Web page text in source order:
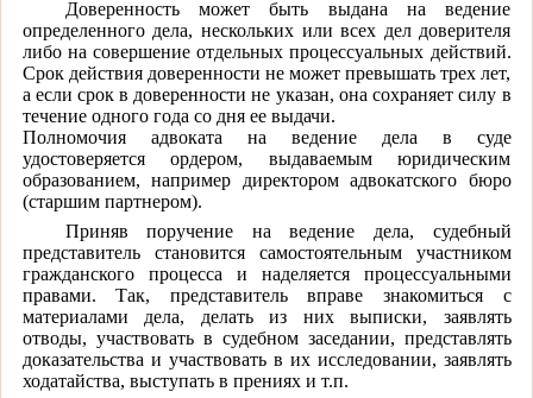
Доверенность может быть выдана на ведение
определенного дела, нескольких или всех дел доверителя
либо на совершение отдельных процессуальных действий.
Срок действия доверенности не может превышать трех лет,
а если срок в доверенности не указан, она сохраняет силу в
течение одного года со дня ее выдачи.
Полномочия адвоката на ведение дела в суде
удостоверяется ордером, выдаваемым юридическим
образованием, например директором адвокатского бюро
(старшим партнером).
Приняв поручение на ведение дела, судебный
представитель становится самостоятельным участником
гражданского процесса и наделяется процессуальными
правами. Так, представитель вправе знакомиться с
материалами дела, делать из них выписки, заявлять
отводы, участвовать в судебном заседании, представлять
доказательства и участвовать в их исследовании, заявлять
ходатайства, выступать в прениях и т.п.